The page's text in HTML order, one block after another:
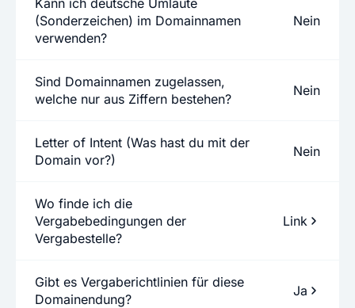
Kann ich deutsche Umlaute
(Sonderzeichen) im Domainnamen
verwenden?
Nein
Sind Domainnamen zugelassen,
welche nur aus Ziffern bestehen?
Nein
Letter of Intent (Was hast du mit der
Domain vor?)
Nein
Wo finde ich die
Vergabebedingungen der
Vergabestelle?
Link
Gibt es Vergaberichtlinien für diese
Domainendung?
Ja